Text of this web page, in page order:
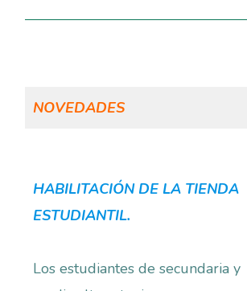
NOVEDADES
HABILITACIÓN DE LA TIENDA
ESTUDIANTIL.
Los estudiantes de secundaria y